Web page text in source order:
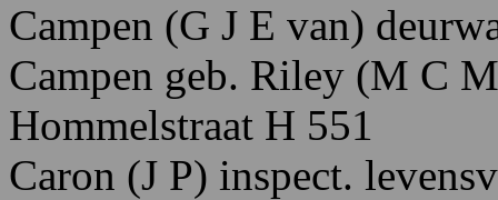
Campen (G J E van)
Campen geb. Riley (M C M
Hommelstraat H 551
Caron (J P) inspect.